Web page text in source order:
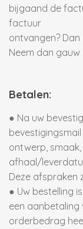
bijgaand de
factuur
ontvangen?
Neem dan
Betalen:
● Na uw
ontwerp, smaak,
afhaal/
Deze afspraken
● Uw bestelling
een aanbetaling
orderbedrag